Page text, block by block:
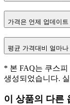
가격은 언제 업데이
평균 가격대비 얼마
* 본 FAQ는 쿠스
생성되었습니다.
이 상품의 다른